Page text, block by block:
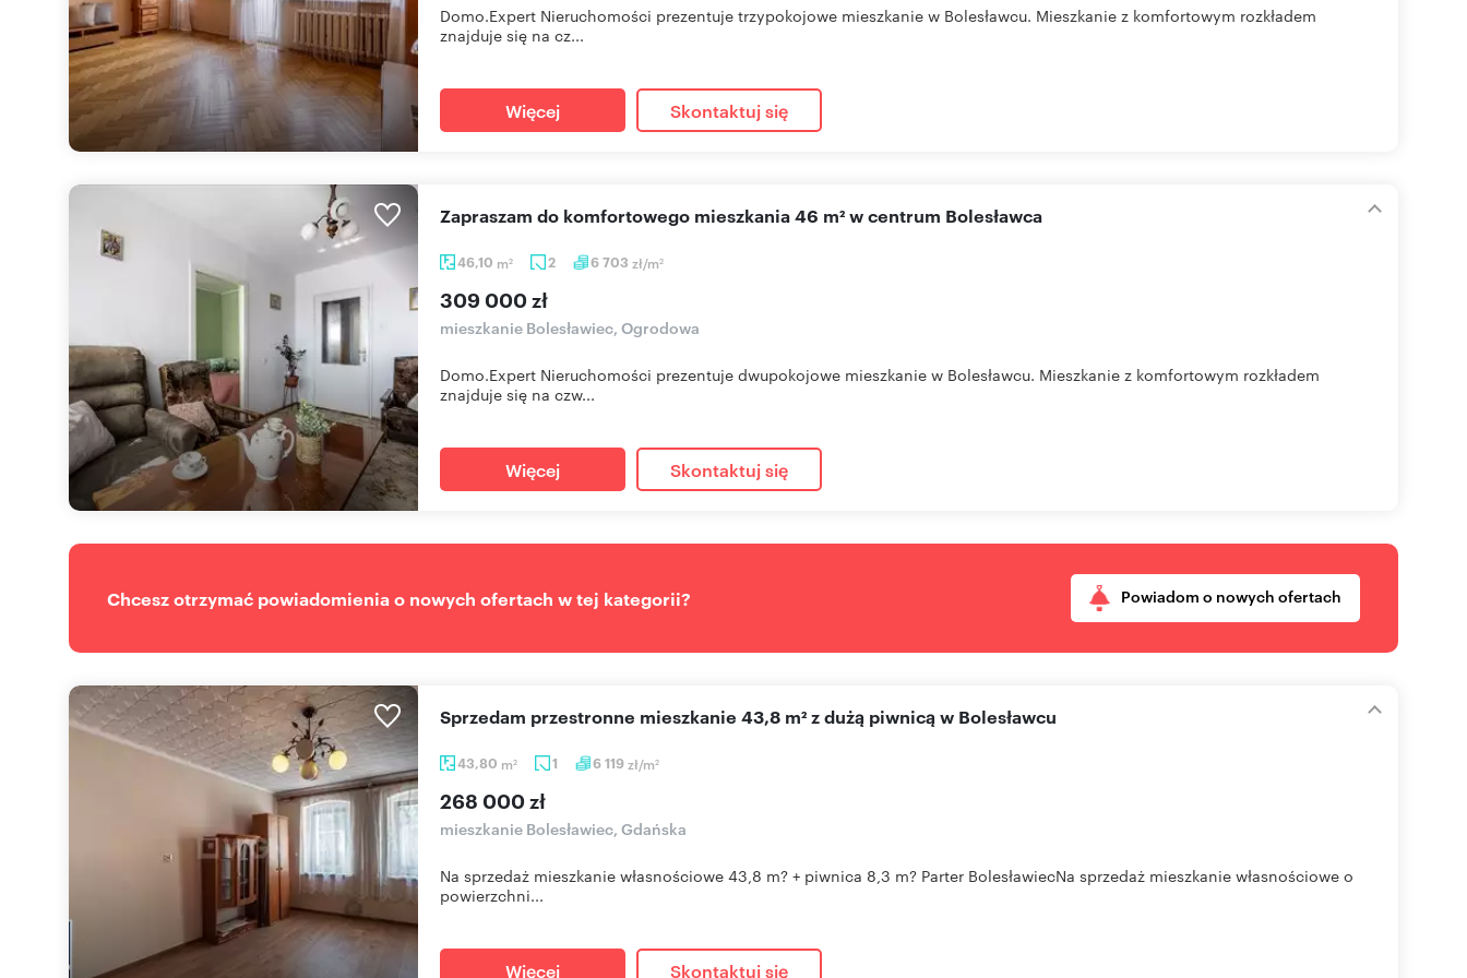
Domo.Expert Nieruchomości prezentuje trzypokojowe mieszkanie w Bolesławcu. Mieszkanie z komfortowym rozkładem
znajduje się na cz...
Więcej Skontaktuj się
46,10 m2 2 6 703 zł/m2
Zapraszam do komfortowego mieszkania 46 m² w centrum Bolesławca
309 000 zł
mieszkanie Bolesławiec, Ogrodowa
Domo.Expert Nieruchomości prezentuje dwupokojowe mieszkanie w Bolesławcu. Mieszkanie z komfortowym rozkładem
znajduje się na czw...
Więcej Skontaktuj się
Chcesz otrzymać powiadomienia o nowych ofertach w tej kategorii? Powiadom o nowych ofertach
43,80 m2 1 6 119zł/m2
Sprzedam przestronne mieszkanie 43,8 m² z dużą piwnicą w Bolesławcu
268 000 zł
mieszkanie Bolesławiec, Gdańska
Na sprzedaż mieszkanie własnościowe 43,8 m? + piwnica 8,3 m? Parter BolesławiecNa sprzedaż mieszkanie własnościowe o
powierzchni...
Więcej Skontaktuj się